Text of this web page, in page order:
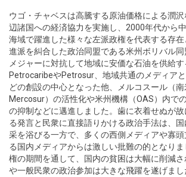
ウゴ・チャベスは高騰する原油価格による潤
辺諸国への経済協力を実施し、2000年代から
海域で躍進した様々な左派政権を代表する存
進派を糾合した政治同盟である米州ボリバル
メジャーに対抗して地域に安価な石油を供給
PetrocaribeやPetrosur、地域共通のメディア
どの創設の中心となった他、メルコスール（
Mercosur）の活性化や米州機構（OAS）内で
の抑制などに邁進しました。歯に衣着せぬが
る発言と民衆に直接語りかける政治手法は、
采を浴びる一方で、多くの西側メディアや寡
る国内メディアからは激しい批難の的となり
権の期間を通して、国内の貧困は大幅に削減
や一般民衆の政治参加は大きな飛躍を遂げまし